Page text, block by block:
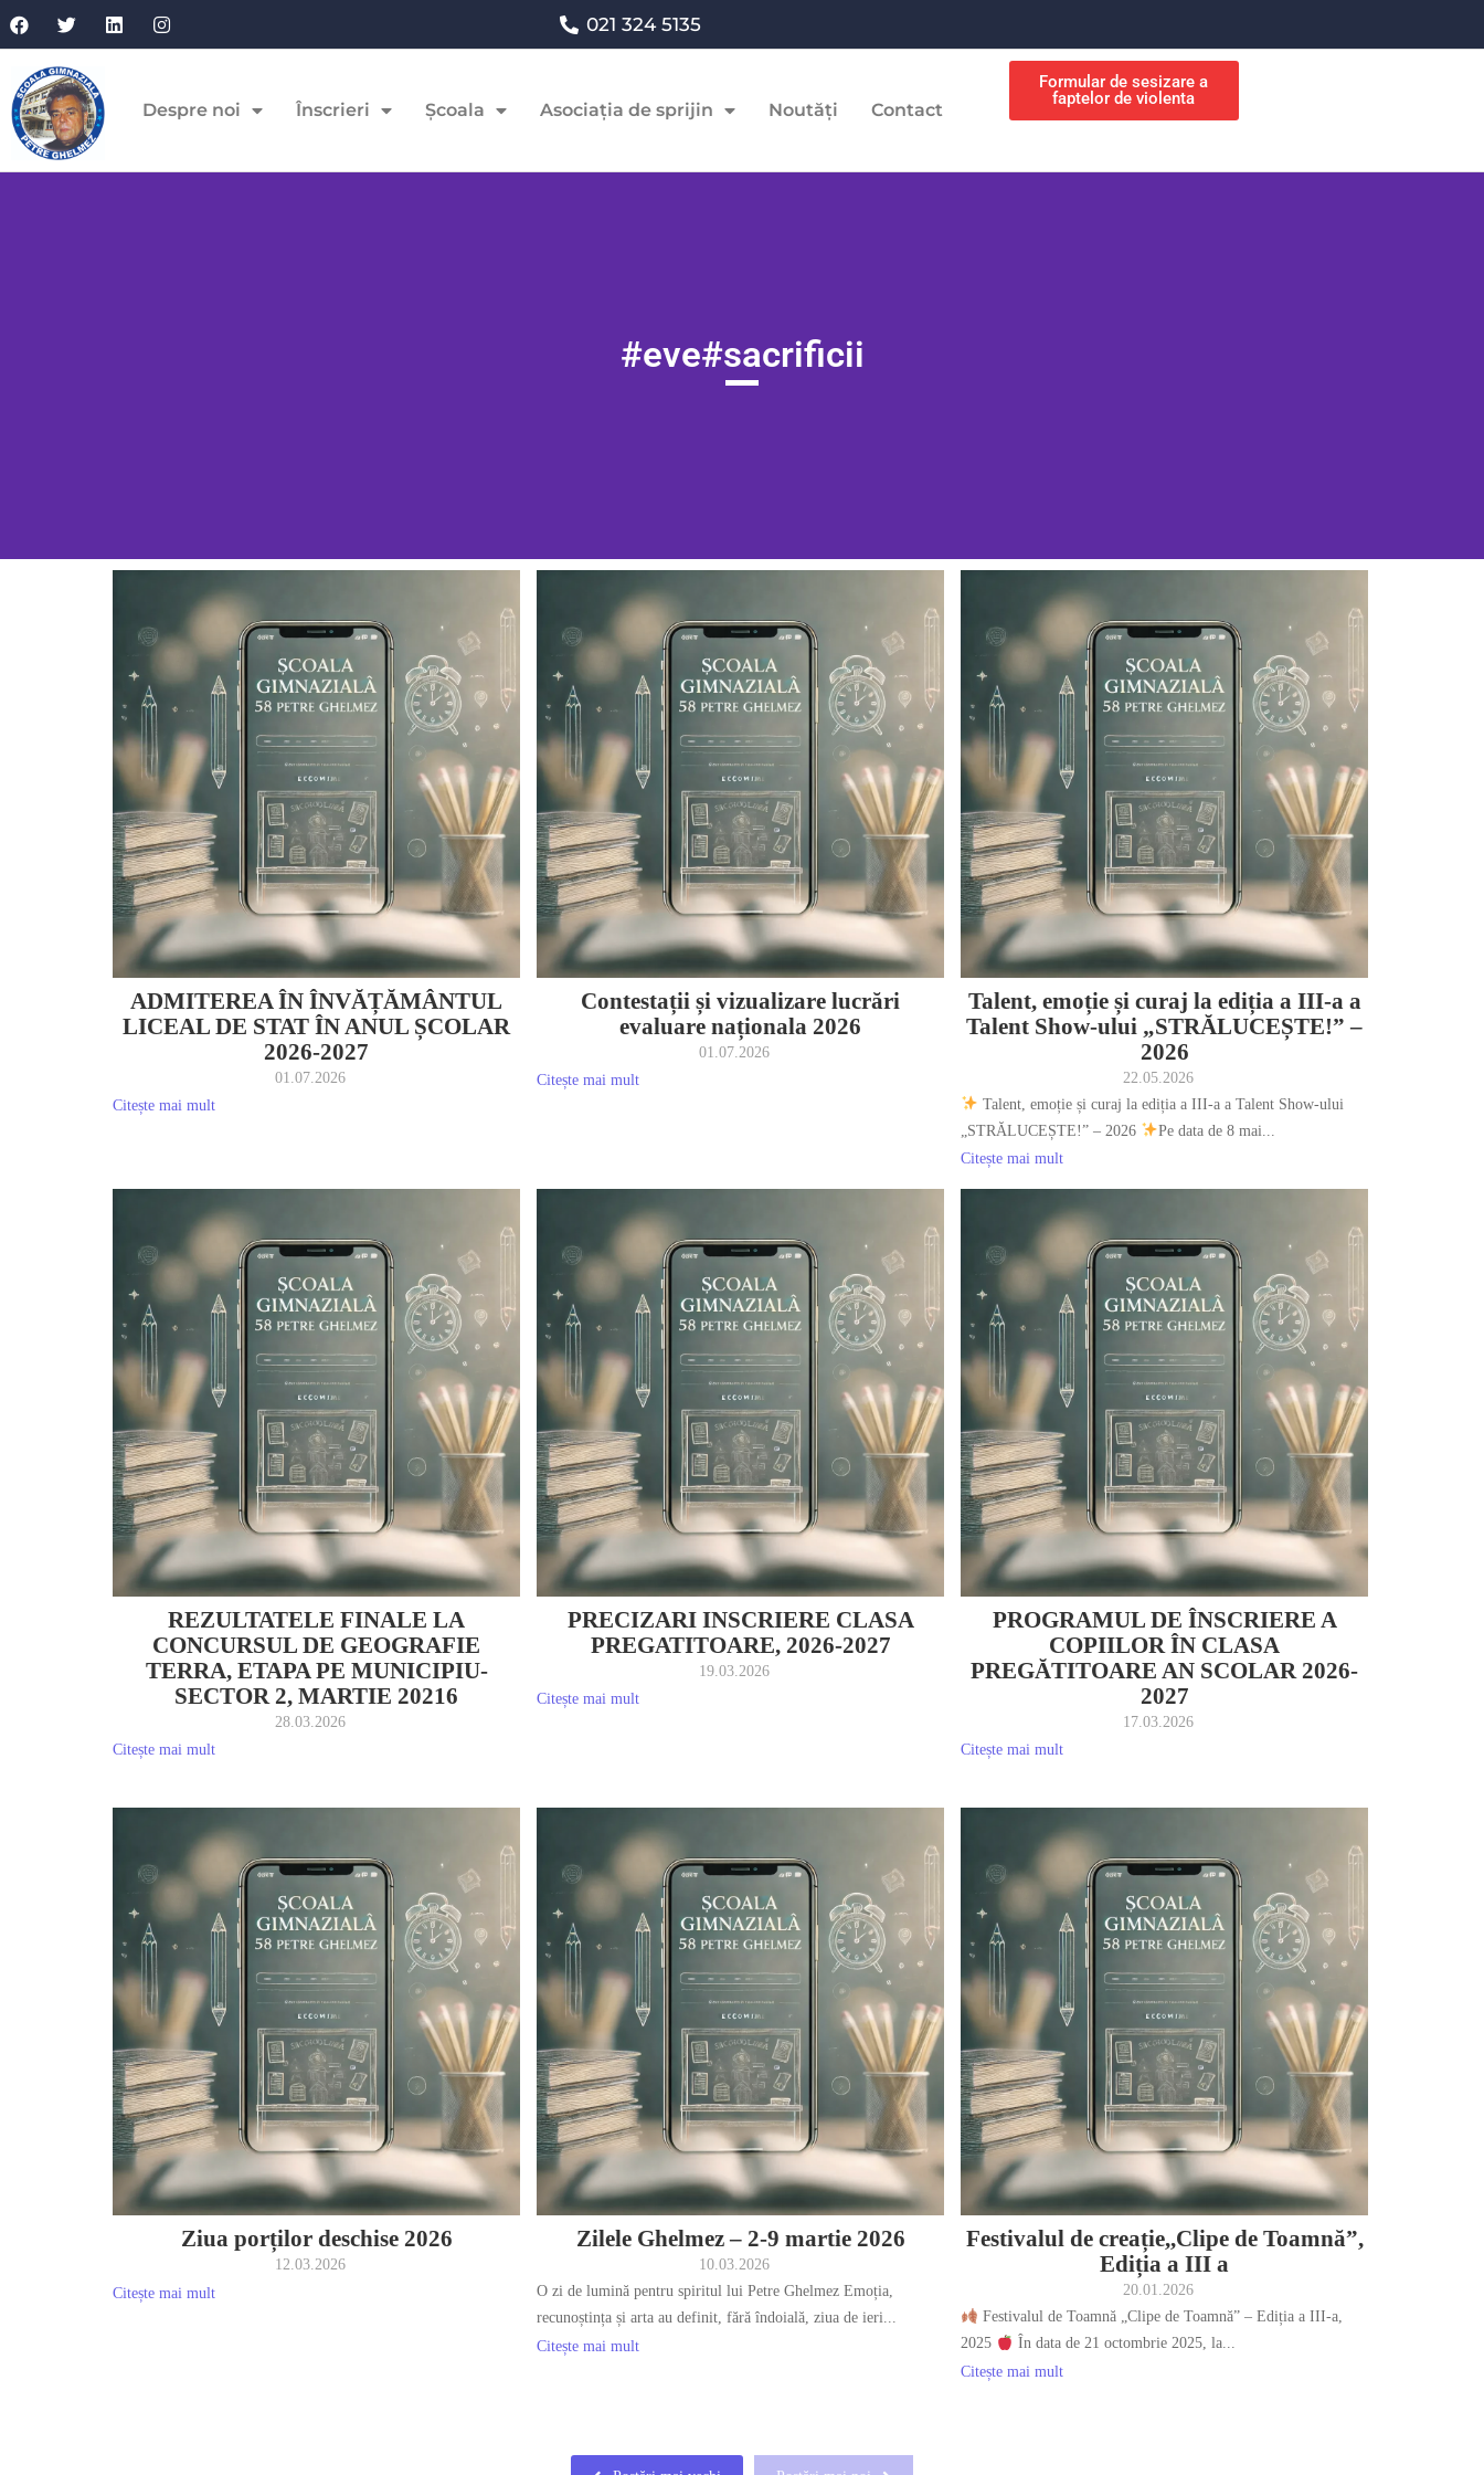
021 324 5135
Despre noi Înscrieri Școala Asociația de sprijin Noutăți Contact
Formular de sesizare a
faptelor de violenta
#eve#sacrificii
ADMITEREA ÎN ÎNVĂȚĂMÂNTUL
LICEAL DE STAT ÎN ANUL ȘCOLAR
2026-2027
01.07.2026
Citește mai mult
Contestații și vizualizare lucrări
evaluare naționala 2026
01.07.2026
Citește mai mult
Talent, emoție și curaj la ediția a III-a a
Talent Show-ului „STRĂLUCEȘTE!” –
2026
22.05.2026
Talent, emoție și curaj la ediția a III-a a Talent Show-ului
„STRĂLUCEȘTE!” – 2026
Pe data de 8 mai...
Citește mai mult
REZULTATELE FINALE LA
CONCURSUL DE GEOGRAFIE
TERRA, ETAPA PE MUNICIPIU-
SECTOR 2, MARTIE 20216
28.03.2026
Citește mai mult
PRECIZARI INSCRIERE CLASA
PREGATITOARE, 2026-2027
19.03.2026
Citește mai mult
PROGRAMUL DE ÎNSCRIERE A
COPIILOR ÎN CLASA
PREGĂTITOARE AN SCOLAR 2026-
2027
17.03.2026
Citește mai mult
Ziua porților deschise 2026
12.03.2026
Citește mai mult
Zilele Ghelmez – 2-9 martie 2026
10.03.2026
O zi de lumină pentru spiritul lui Petre Ghelmez Emoția,
recunoștința și arta au definit, fără îndoială, ziua de ieri...
Citește mai mult
Festivalul de creație,,Clipe de Toamnă”,
Ediția a III a
20.01.2026
Festivalul de Toamnă „Clipe de Toamnă” – Ediția a III-a,
2025
În data de 21 octombrie 2025, la...
Citește mai mult